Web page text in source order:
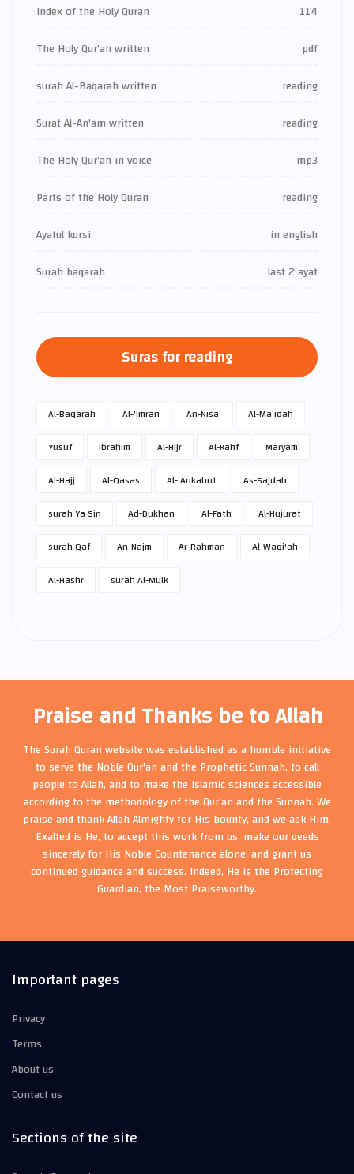
Index of the Holy Quran
114
The Holy Qur’an written
pdf
surah Al-Baqarah written
reading
Surat Al-An'am written
reading
The Holy Qur’an in voice
mp3
Parts of the Holy Quran
reading
Ayatul kursi
in english
Surah baqarah
last 2 ayat
Suras for reading
Al-Baqarah Al-'Imran An-Nisa'
Al-Ma'idah
Yusuf
Ibrahim Al-Hijr Al-Kahf
Maryam
Al-Hajj
Al-Qasas Al-'Ankabut
As-Sajdah
surah Ya Sin
Ad-Dukhan Al-Fath
Al-Hujurat
surah Qaf
An-Najm Ar-Rahman
Al-Waqi'ah
Al-Hashr
surah Al-Mulk
Praise and Thanks be to Allah
The Surah Quran website was established as a humble initiative
to serve the Noble Qur'an and the Prophetic Sunnah, to call
people to Allah, and to make the Islamic sciences accessible
according to the methodology of the Qur'an and the Sunnah. We
praise and thank Allah Almighty for His bounty, and we ask Him,
Exalted is He, to accept this work from us, make our deeds
sincerely for His Noble Countenance alone, and grant us
continued guidance and success. Indeed, He is the Protecting
Guardian, the Most Praiseworthy.
Important pages
Privacy
Terms
About us
Contact us
Sections of the site